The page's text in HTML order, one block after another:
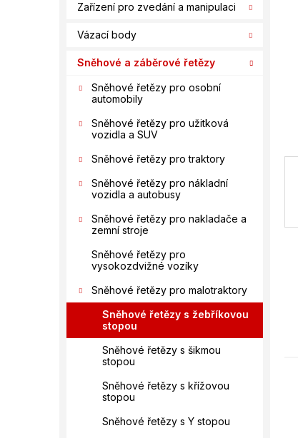
Zařízení pro zvedání a manipulaci
Vázací body
Sněhové a záběrové řetězy
Sněhové řetězy pro osobní
automobily
Sněhové řetězy pro užitková
vozidla a SUV
Sněhové řetězy pro traktory
Sněhové řetězy pro nákladní
vozidla a autobusy
Sněhové řetězy pro nakladače a
zemní stroje
Sněhové řetězy pro
vysokozdvižné vozíky
Sněhové řetězy pro malotraktory
Sněhové řetězy s žebříkovou
stopou
Sněhové řetězy s šikmou
stopou
Sněhové řetězy s křížovou
stopou
Sněhové řetězy s Y stopou